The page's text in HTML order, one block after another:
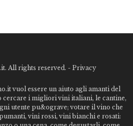
All rights reserved. - Privacy
vuol essere un aiuto agli amanti del
cercare i migliori vini italiani, le cantine,
utente pu&ograve; votare il vino che
vini rossi, vini bianchi e rosati: